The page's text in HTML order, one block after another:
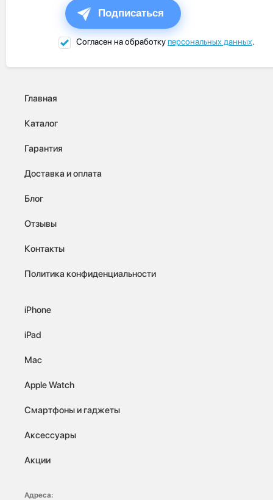
Подписаться
Согласен на обработкуперсональных данных.
Главная
Каталог
Гарантия
Доставка и оплата
Блог
Отзывы
Контакты
Политика конфиденциальности
iPhone
iPad
Mac
Apple Watch
Смартфоны и гаджеты
Аксессуары
Акции
Адреса: